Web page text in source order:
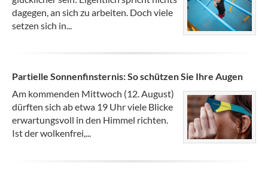
dagegen, an sich zu arbeiten. Doch viele
setzen sich in...
Partielle Sonnenfinsternis: So schützen Sie Ihre Augen
Am kommenden Mittwoch (12. August)
dürften sich ab etwa 19 Uhr viele Blicke
erwartungsvoll in den Himmel richten.
Ist der wolkenfrei,...